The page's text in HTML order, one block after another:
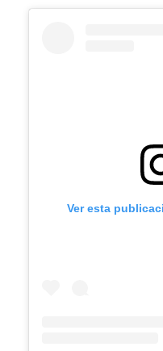
Ver esta